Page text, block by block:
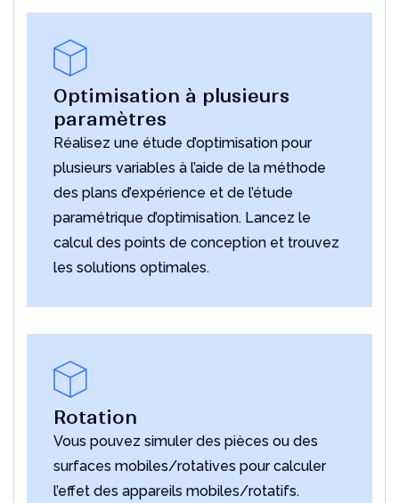
Optimisation à plusieurs
paramètres
Réalisez une étude d’optimisation pour
plusieurs variables à l’aide de la méthode
des plans d’expérience et de l’étude
paramétrique d’optimisation. Lancez le
calcul des points de conception et trouvez
les solutions optimales.
Rotation
Vous pouvez simuler des pièces ou des
surfaces mobiles/rotatives pour calculer
l’effet des appareils mobiles/rotatifs.